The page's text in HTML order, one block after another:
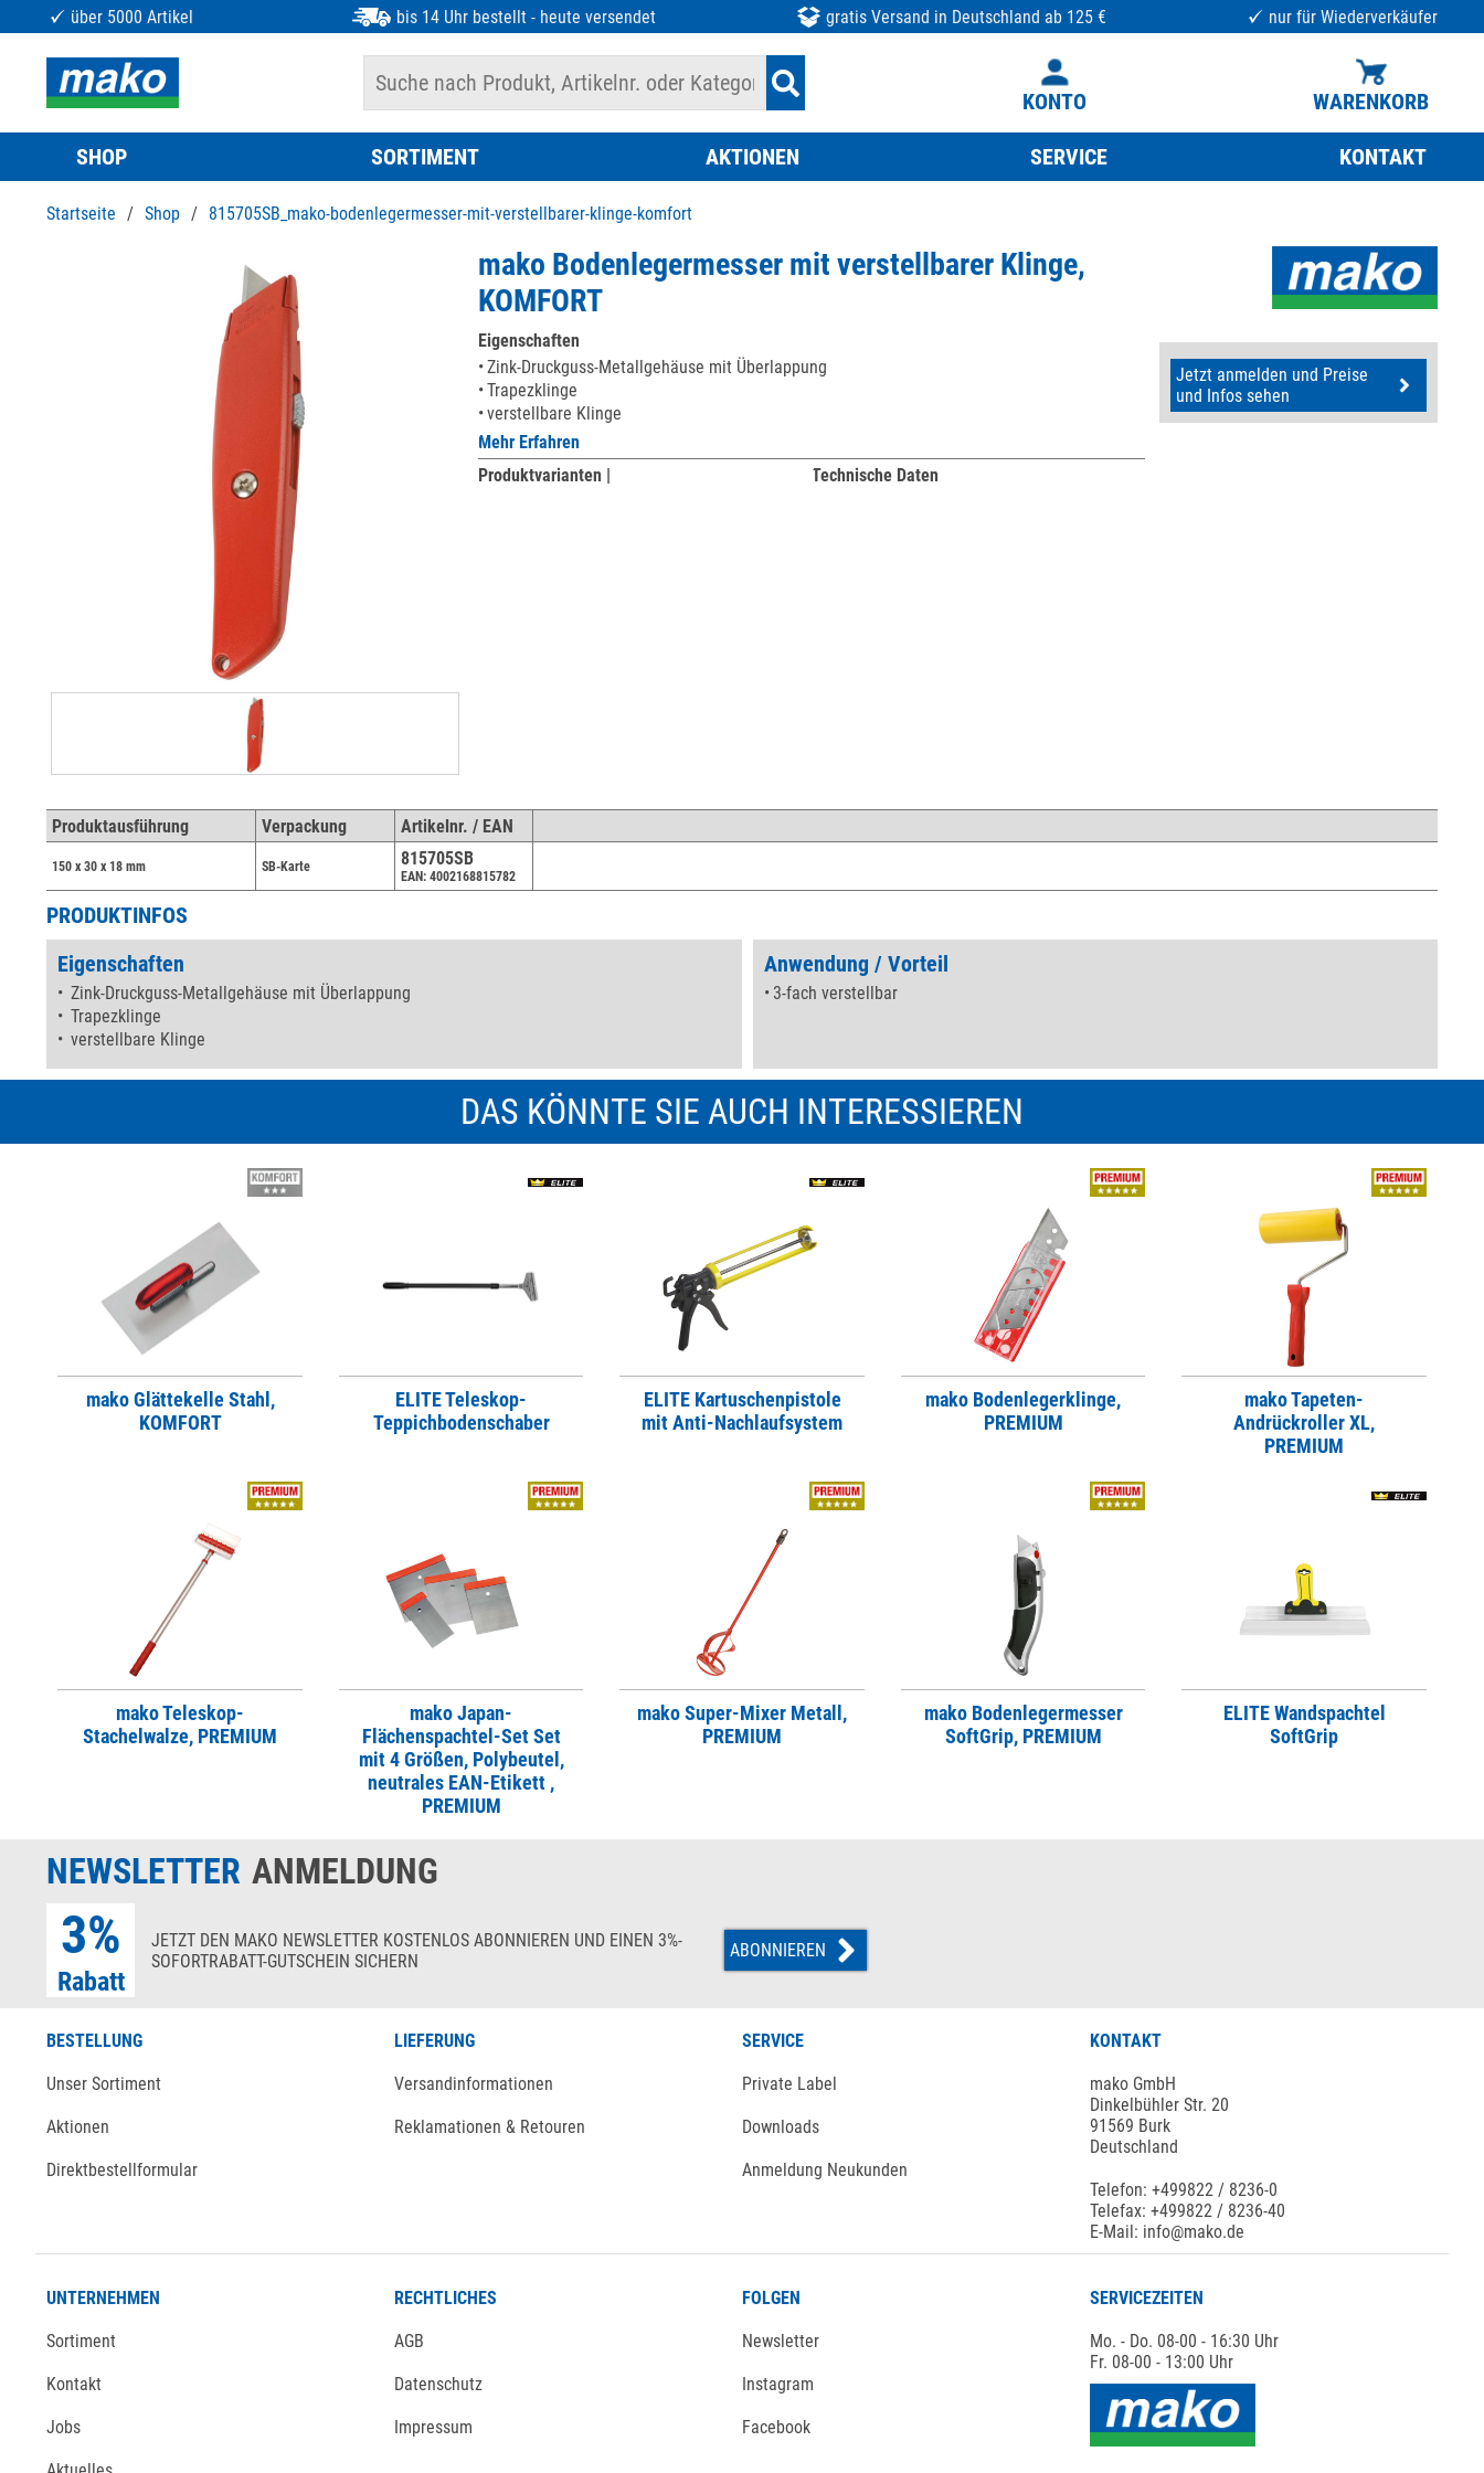
über 5000 Artikel bis 14 Uhr bestellt - heute versendet gratis Versand in Deutschland ab 125 € nur für Wiederverkäufer
KONTO WARENKORB
SHOP SORTIMENT AKTIONEN SERVICE KONTAKT
Startseite / Shop / 815705SB_mako-bodenlegermesser-mit-verstellbarer-klinge-komfort
mako Bodenlegermesser mit verstellbarer Klinge,
KOMFORT
Eigenschaften
Zink-Druckguss-Metallgehäuse mit Überlappung
Trapezklinge
verstellbare Klinge
Mehr Erfahren
Produktvarianten |
Technische Daten
Jetzt anmelden und Preise
und Infos sehen
Produktausführung Verpackung Artikelnr. / EAN
150 x 30 x 18 mm SB-Karte 815705SB
EAN: 4002168815782
PRODUKTINFOS
Eigenschaften
Zink-Druckguss-Metallgehäuse mit Überlappung
Trapezklinge
verstellbare Klinge
Anwendung / Vorteil
3-fach verstellbar
DAS KÖNNTE SIE AUCH INTERESSIEREN
mako Glättekelle Stahl,
KOMFORT
ELITE Teleskop-
Teppichbodenschaber
ELITE Kartuschenpistole
mit Anti-Nachlaufsystem
mako Bodenlegerklinge,
PREMIUM
mako Tapeten-
Andrückroller XL,
PREMIUM
mako Teleskop-
Stachelwalze, PREMIUM
mako Japan-
Flächenspachtel-Set Set
mit 4 Größen, Polybeutel,
neutrales EAN-Etikett ,
PREMIUM
mako Super-Mixer Metall,
PREMIUM
mako Bodenlegermesser
SoftGrip, PREMIUM
ELITE Wandspachtel
SoftGrip
NEWSLETTER ANMELDUNG
3%
Rabatt
JETZT DEN MAKO NEWSLETTER KOSTENLOS ABONNIEREN UND EINEN 3%-
SOFORTRABATT-GUTSCHEIN SICHERN
ABONNIEREN
BESTELLUNG
Unser Sortiment
Aktionen
Direktbestellformular
LIEFERUNG
Versandinformationen
Reklamationen & Retouren
SERVICE
Private Label
Downloads
Anmeldung Neukunden
KONTAKT
mako GmbH
Dinkelbühler Str. 20
91569 Burk
Deutschland
Telefon: +499822 / 8236-0
Telefax: +499822 / 8236-40
E-Mail: info@mako.de
UNTERNEHMEN
Sortiment
Kontakt
Jobs
RECHTLICHES
AGB
Datenschutz
Impressum
FOLGEN
Newsletter
Instagram
Facebook
SERVICEZEITEN
Mo. - Do. 08-00 - 16:30 Uhr
Fr. 08-00 - 13:00 Uhr